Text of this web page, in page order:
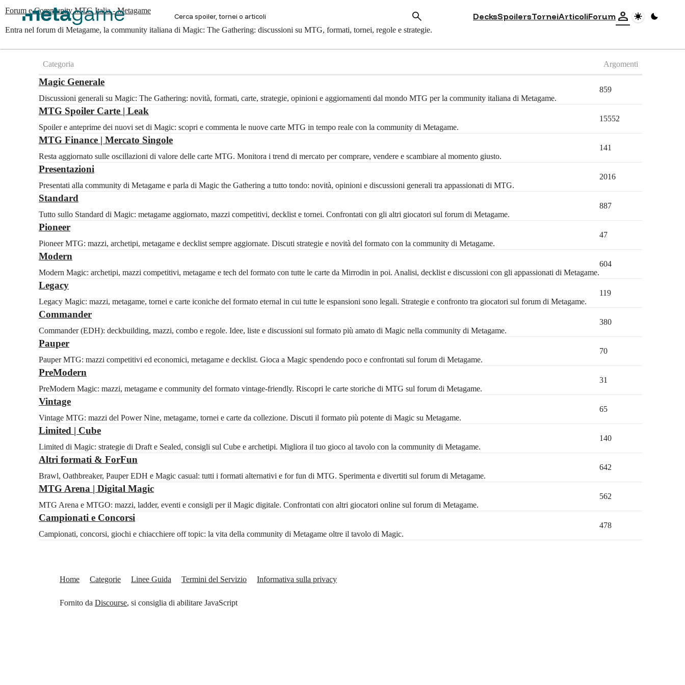
DecksSpoilersTorneiArticoliForum person
Forum e Community MTG Italia - Metagame
Entra nel forum di Metagame, la community italiana di Magic: The Gathering: discussioni su MTG, formati, tornei, regole e strategie.
Categoria Argomenti
Magic Generale
Discussioni generali su Magic: The Gathering: novità, formati, carte, strategie, opinioni e aggiornamenti dal mondo MTG per la community italiana di Metagame.
859
MTG Spoiler Carte | Leak
Spoiler e anteprime dei nuovi set di Magic: scopri e commenta le nuove carte MTG in tempo reale con la community di Metagame.
15552
MTG Finance | Mercato Singole
Resta aggiornato sulle oscillazioni di valore delle carte MTG. Monitora i trend di mercato per comprare, vendere e scambiare al momento giusto.
141
Presentazioni
Presentati alla community di Metagame e parla di Magic the Gathering a tutto tondo: novità, opinioni e discussioni generali tra appassionati di MTG.
2016
Standard
Tutto sullo Standard di Magic: metagame aggiornato, mazzi competitivi, decklist e tornei. Confrontati con gli altri giocatori sul forum di Metagame.
887
Pioneer
Pioneer MTG: mazzi, archetipi, metagame e decklist sempre aggiornate. Discuti strategie e novità del formato con la community di Metagame.
47
Modern
Modern Magic: archetipi, mazzi competitivi, metagame e tech del formato con tutte le carte da Mirrodin in poi. Analisi, decklist e discussioni con gli appassionati di Metagame.
604
Legacy
Legacy Magic: mazzi, metagame, tornei e carte iconiche del formato eternal in cui tutte le espansioni sono legali. Strategie e confronto tra giocatori sul forum di Metagame.
119
Commander
Commander (EDH): deckbuilding, mazzi, combo e regole. Idee, liste e discussioni sul formato più amato di Magic nella community di Metagame.
380
Pauper
Pauper MTG: mazzi competitivi ed economici, metagame e decklist. Gioca a Magic spendendo poco e confrontati sul forum di Metagame.
70
PreModern
PreModern Magic: mazzi, metagame e community del formato vintage-friendly. Riscopri le carte storiche di MTG sul forum di Metagame.
31
Vintage
Vintage MTG: mazzi del Power Nine, metagame, tornei e carte da collezione. Discuti il formato più potente di Magic su Metagame.
65
Limited | Cube
Limited di Magic: strategie di Draft e Sealed, consigli sul Cube e archetipi. Migliora il tuo gioco al tavolo con la community di Metagame.
140
Altri formati & ForFun
Brawl, Oathbreaker, Pauper EDH e Magic casual: tutti i formati alternativi e for fun di MTG. Sperimenta e divertiti sul forum di Metagame.
642
MTG Arena | Digital Magic
MTG Arena e MTGO: mazzi, ladder, eventi e consigli per il Magic digitale. Confrontati con altri giocatori online sul forum di Metagame.
562
Campionati e Concorsi
Campionati, concorsi, giochi e chiacchiere off topic: la vita della community di Metagame oltre il tavolo di Magic.
478
Home Categorie Linee Guida Termini del Servizio Informativa sulla privacy
Fornito da Discourse, si consiglia di abilitare JavaScript